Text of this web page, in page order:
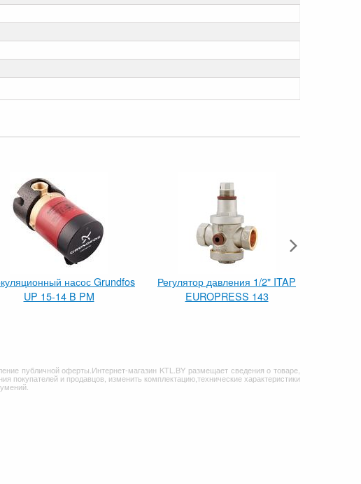
насос Grundfos
UP 15-14 B PM
Регулятор давления 1/2" ITAP
EUROPRESS 143
публичной оферты.Интернет-магазин KTL.BY размещает сведения о товаре,
и продавцов, изменить комплектацию,технические характеристики